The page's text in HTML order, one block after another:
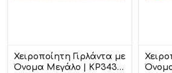
Χειροποίητη Γιρλάντα με
Όνομα Μεγάλο | ΚΡ343